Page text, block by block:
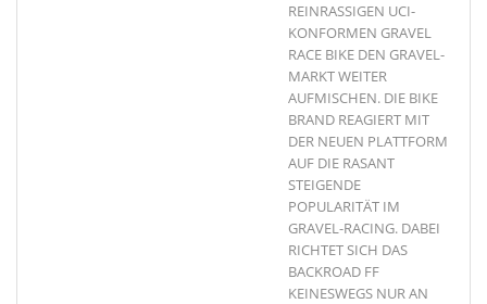
REINRASSIGEN UCI-
KONFORMEN GRAVEL
RACE BIKE DEN GRAVEL-
MARKT WEITER
AUFMISCHEN. DIE BIKE
BRAND REAGIERT MIT
DER NEUEN PLATTFORM
AUF DIE RASANT
STEIGENDE
POPULARITÄT IM
GRAVEL-RACING. DABEI
RICHTET SICH DAS
BACKROAD FF
KEINESWEGS NUR AN